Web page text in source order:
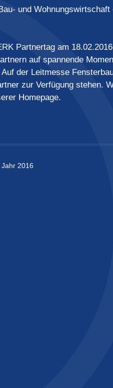
und Wohnungswirtschaft
Partnertag am
auf spannende
der Leitmesse
zur Verfügung stehen.
Homepage.
2016